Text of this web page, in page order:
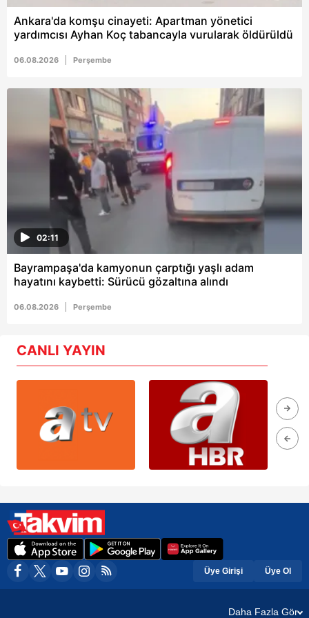
Ankara'da komşu cinayeti: Apartman yönetici
yardımcısı Ayhan Koç tabancayla vurularak öldürüldü
06.08.2026 Perşembe
02:11
Bayrampaşa'da kamyonun çarptığı yaşlı adam
hayatını kaybetti: Sürücü gözaltına alındı
06.08.2026 Perşembe
CANLI YAYIN
Üye Girişi Üye Ol
Daha Fazla Gör